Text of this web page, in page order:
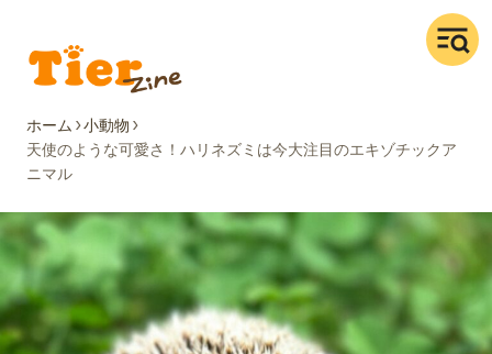
ホーム
小動物
天使のような可愛さ！ハリネズミは今大注目のエキゾチックア
ニマル